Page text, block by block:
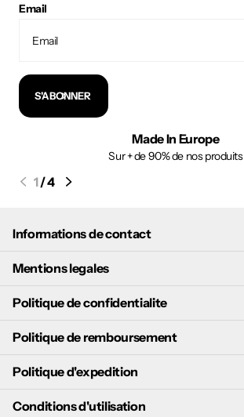
Email
S'ABONNER
Made In Europe
Sur + de 90% de nos produits
1/4
Informations de contact
Mentions legales
Politique de confidentialite
Politique de remboursement
Politique d'expedition
Conditions d'utilisation